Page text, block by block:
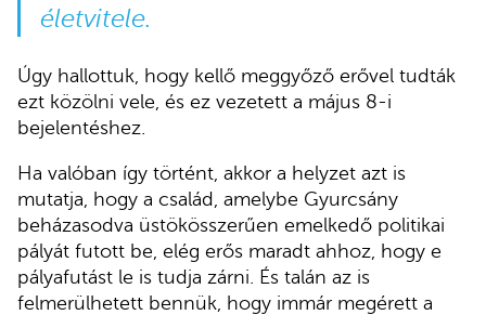
életvitele.
Úgy hallottuk, hogy kellő meggyőző erővel tudták
ezt közölni vele, és ez vezetett a május 8-i
bejelentéshez.
Ha valóban így történt, akkor a helyzet azt is
mutatja, hogy a család, amelybe Gyurcsány
beházasodva üstökösszerűen emelkedő politikai
pályát futott be, elég erős maradt ahhoz, hogy e
pályafutást le is tudja zárni. És talán az is
felmerülhetett bennük, hogy immár megérett a